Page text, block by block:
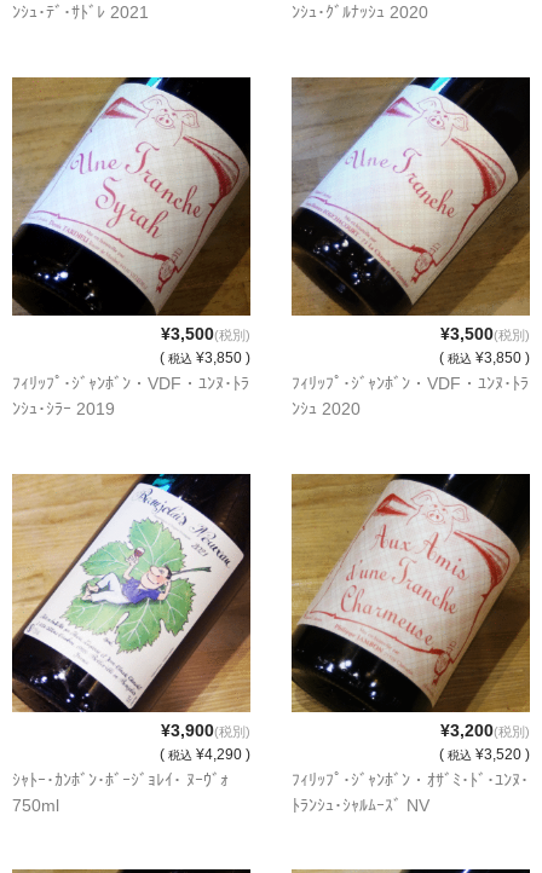
隆・丹沢山 川西屋酒造店（神奈川県足柄上郡）
天遊琳・伊勢の白酒 タカハシ酒造（三重県四日市市）
るみ子の酒・英・妙の華 森喜酒造（三重県伊賀市）
大治郎・喜量能 畑酒造（滋賀県東近江市）
秋鹿・奥鹿 秋鹿酒造（大阪府豊能郡能勢町）
睡龍・生もとのどぶ 久保本家酒造（奈良県宇陀市）
竹泉 田治米（兵庫県朝来市）
諏訪泉 諏訪酒造（鳥取県八頭郡智頭町）
✚旭日 旭日酒造（島根県出雲市）
悦凱陣 丸尾本店（香川県琴平市）
旭菊・綾花 旭菊酒造（福岡県久留米市）
本 格 焼 酎
小鹿 小鹿酒造（鹿児島県鹿屋市)
明るい農村 霧島町蒸留所（鹿児島県霧島市）
ﾝｼｭ･ﾃﾞ･ｻﾄﾞﾚ 2021
ﾝｼｭ･ｸﾞﾙﾅｯｼｭ 2020
¥3,500(税別)
( 税込 ¥3,850 )
ﾌｨﾘｯﾌﾟ･ｼﾞｬﾝﾎﾞﾝ・VDF・ﾕﾝﾇ･ﾄﾗ
ﾝｼｭ･ｼﾗｰ 2019
¥3,500(税別)
( 税込 ¥3,850 )
ﾌｨﾘｯﾌﾟ･ｼﾞｬﾝﾎﾞﾝ・VDF・ﾕﾝﾇ･ﾄﾗ
ﾝｼｭ 2020
¥3,900(税別)
( 税込 ¥4,290 )
ｼｬﾄｰ･ｶﾝﾎﾞﾝ･ﾎﾞｰｼﾞｮﾚｲ･ ﾇｰｳﾞｫ
750ml
¥3,200(税別)
( 税込 ¥3,520 )
ﾌｨﾘｯﾌﾟ･ｼﾞｬﾝﾎﾞﾝ・ｵｻﾞﾐ･ﾄﾞ･ﾕﾝﾇ･
ﾄﾗﾝｼｭ･ｼｬﾙﾑｰｽﾞ NV